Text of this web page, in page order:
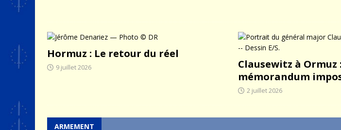
Hormuz : Le retour du réel
9 juillet 2026
Clausewitz à Ormuz
mémorandum
2 juillet 2026
ARMEMENT